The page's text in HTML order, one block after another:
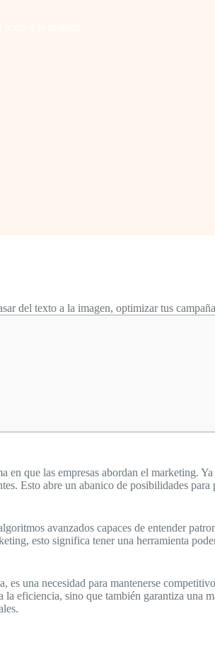
del texto a la imagen, optimizar tus
en que las empresas abordan el marketing.
Esto abre un abanico de posibilidades
avanzados capaces de entender
esto significa tener una herramienta
es una necesidad para mantenerse
eficiencia, sino que también garantiza una